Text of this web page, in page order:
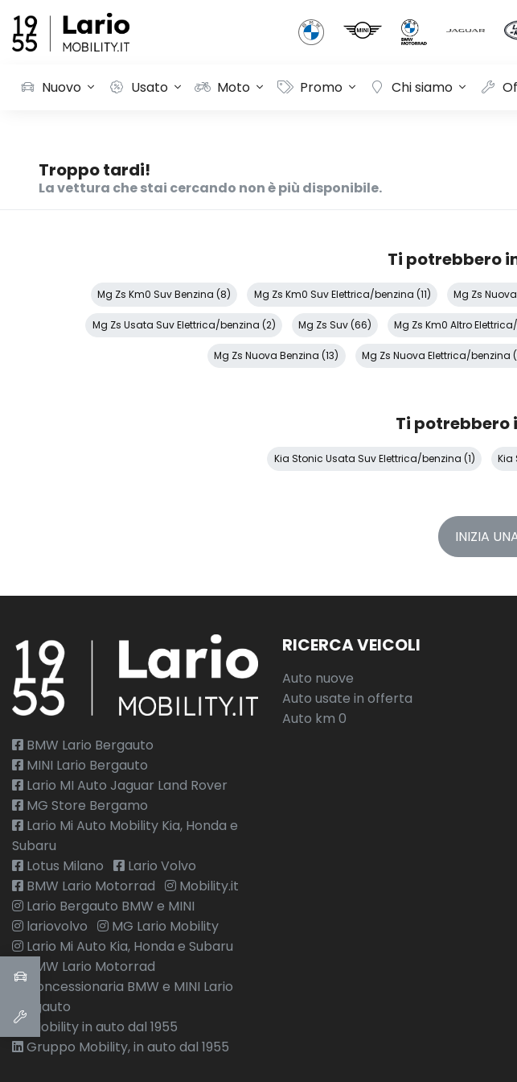
Nuovo Usato Moto Promo Chi siamo
Troppo tardi!
La vettura che stai cercando non è più disponibile.
Ti potrebbero
Mg Zs Km0 Suv Benzina (8) Mg Zs Km0 Suv Elettrica/benzina (11) Mg Zs
Mg Zs Usata Suv Elettrica/benzina (2) Mg Zs Suv (66) Mg Zs Km0 Altro
Mg Zs Nuova Benzina (13) Mg Zs Nuova Elettrica/benzina
Ti potrebbero
Kia Stonic Usata Suv Elettrica/benzina (1) Kia
INIZIA
BMW Lario Bergauto
MINI Lario Bergauto
Lario MI Auto Jaguar Land Rover
MG Store Bergamo
Lario Mi Auto Mobility Kia, Honda e
Subaru
Lotus Milano
Lario Volvo
BMW Lario Motorrad
Mobility.it
Lario Bergauto BMW e MINI
lariovolvo
MG Lario Mobility
Lario Mi Auto Kia, Honda e Subaru
BMW Lario Motorrad
Concessionaria BMW e MINI Lario
Bergauto
Mobility in auto dal 1955
Gruppo Mobility, in auto dal 1955
RICERCA VEICOLI
Auto nuove
Auto usate in offerta
Auto km 0